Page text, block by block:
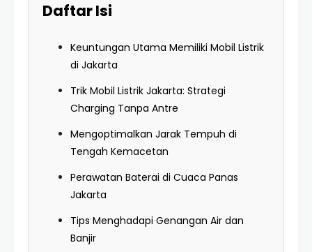
Daftar Isi
Keuntungan Utama Memiliki Mobil Listrik
di Jakarta
Trik Mobil Listrik Jakarta: Strategi
Charging Tanpa Antre
Mengoptimalkan Jarak Tempuh di
Tengah Kemacetan
Perawatan Baterai di Cuaca Panas
Jakarta
Tips Menghadapi Genangan Air dan
Banjir